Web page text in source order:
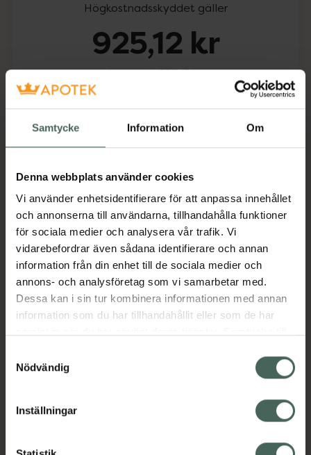
Samtycke Information Om
Denna webbplats använder cookies
Vi använder enhetsidentifierare för att anpassa innehållet
och annonserna till användarna, tillhandahålla funktioner
för sociala medier och analysera vår trafik. Vi
vidarebefordrar även sådana identifierare och annan
information från din enhet till de sociala medier och
annons- och analysföretag som vi samarbetar med.
Dessa kan i sin tur kombinera informationen med annan
information som du har tillhandahållit eller som de har
återkalla ditt samtycke via webbplatsens
cookieinställningar. Ett återkallat samtycke påverkar inte
lagligheten av behandling som skett innan återkallelsen.
Nödvändig
Inställningar
Högkostnadsskyddet gäller
925,12 kr
I apotek:925,12 kr
Köp via ditt recept
Beskrivning Dölj
Läs alltid bipacksedeln innan
användning.
EAN:
07046260111752